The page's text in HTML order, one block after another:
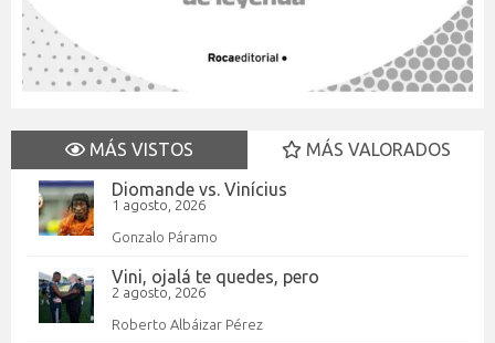
MÁS VISTOS
MÁS VALORADOS
Diomande vs. Vinícius
1 agosto, 2026
Gonzalo Páramo
Vini, ojalá te quedes, pero
2 agosto, 2026
Roberto Albáizar Pérez